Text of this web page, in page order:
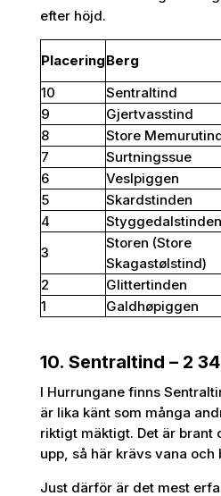
efter höjd.
PlaceringBerg
10
Sentraltind
9
Gjertvasstind
8
Store
7
Surtningssue
6
Veslpiggen
5
Skardstinden
4
Styggedalstinden
3
Storen (Store
Skagastølstind)
2
Glittertinden
1
Galdhøpiggen
10. Sentraltind – 2
I Hurrungane finns
är lika känt som många
riktigt mäktigt. Det är brant
upp, så här krävs vana och
Just därför är det mest